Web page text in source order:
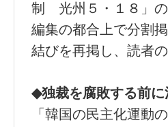
制 光州５・１８」の
編集の都合上で分割
結びを再掲し、読者
◆独裁を腐敗する前
「韓国の民主化運動